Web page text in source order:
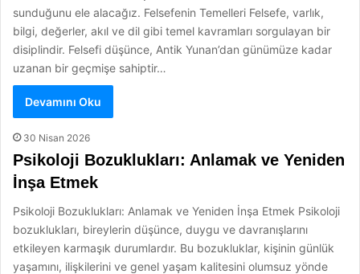
sunduğunu ele alacağız. Felsefenin Temelleri Felsefe, varlık,
bilgi, değerler, akıl ve dil gibi temel kavramları sorgulayan bir
disiplindir. Felsefi düşünce, Antik Yunan’dan günümüze kadar
uzanan bir geçmişe sahiptir…
Devamını Oku
30 Nisan 2026
Psikoloji Bozuklukları: Anlamak ve Yeniden
İnşa Etmek
Psikoloji Bozuklukları: Anlamak ve Yeniden İnşa Etmek Psikoloji
bozuklukları, bireylerin düşünce, duygu ve davranışlarını
etkileyen karmaşık durumlardır. Bu bozukluklar, kişinin günlük
yaşamını, ilişkilerini ve genel yaşam kalitesini olumsuz yönde